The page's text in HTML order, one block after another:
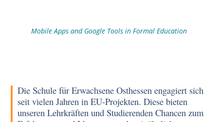
Mobile Apps and Google Tools in Formal Education
Die Schule für Erwachsene Osthessen engagiert sich
seit vielen Jahren in EU-Projekten. Diese bieten
unseren Lehrkräften und Studierenden Chancen zum